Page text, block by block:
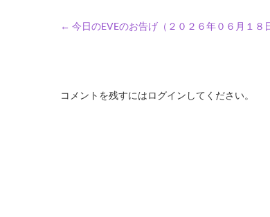
← 今日のEVEのお告げ（２０２６年０６月１８
コメントを残すにはログインしてください。